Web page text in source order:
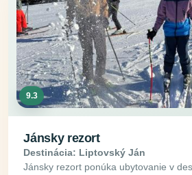
9.3
Jánsky rezort
Destinácia: Liptovský Ján
Jánsky rezort ponúka ubytovanie v